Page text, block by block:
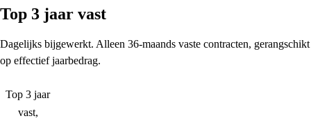
Top 3 jaar vast
Dagelijks bijgewerkt. Alleen 36-maands vaste contracten, gerangschikt
op effectief jaarbedrag.
Top 3 jaar
vast,